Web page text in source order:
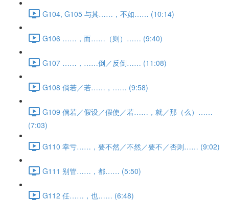
G104, G105 与其……，不如…… (10:14)
G106 ……，而……（则）…… (9:40)
G107 ……，……倒／反倒…… (11:08)
G108 倘若／若……，…… (9:58)
G109 倘若／假设／假使／若……，就／那（么）……
(7:03)
G110 幸亏……，要不然／不然／要不／否则…… (9:02)
G111 别管……，都…… (5:50)
G112 任……，也…… (6:48)